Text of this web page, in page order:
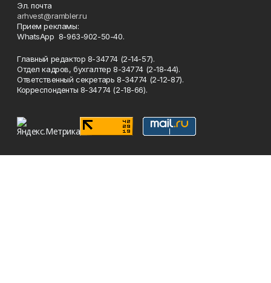
Эл. почта
arhvest@rambler.ru
Прием рекламы:
WhatsApp 8-963-902-50-40.
Главный редактор 8-34774 (2-14-57).
Отдел кадров, бухгалтер 8-34774 (2-18-44).
Ответственный секретарь 8-34774 (2-12-87).
Корреспонденты 8-34774 (2-18-66).